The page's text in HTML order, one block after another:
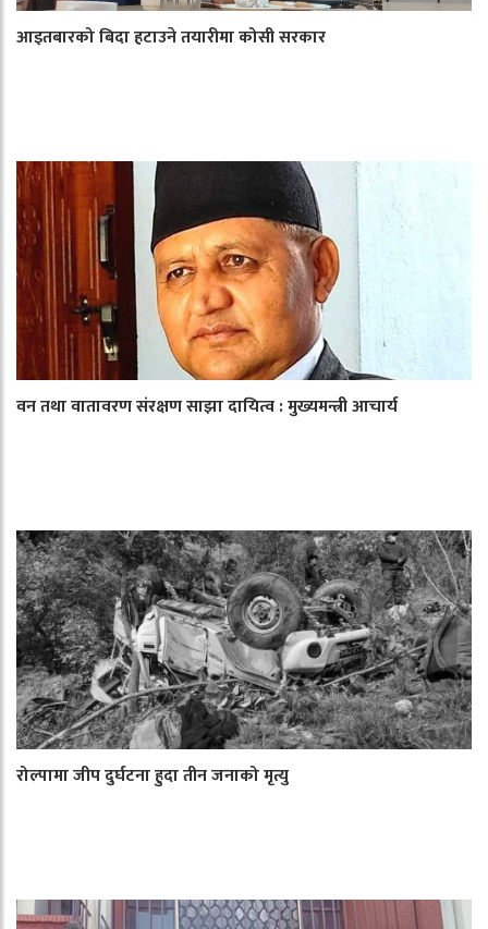
आइतबारको बिदा हटाउने तयारीमा कोसी सरकार
वन तथा वातावरण संरक्षण साझा दायित्व : मुख्यमन्त्री आचार्य
रोल्पामा जीप दुर्घटना हुदा तीन जनाको मृत्यु